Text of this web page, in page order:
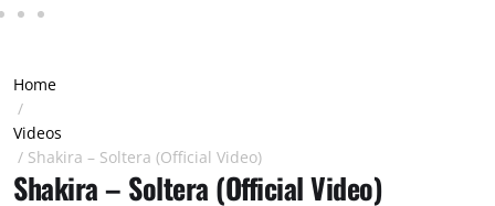
Home
/
Videos
/ Shakira – Soltera (Official Video)
Shakira – Soltera (Official Video)